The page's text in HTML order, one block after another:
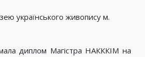
українського живопису м.
диплом Магістра НАКККІМ на